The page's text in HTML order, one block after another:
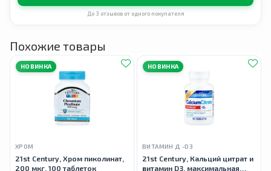
До 3 отзывов от одного покупателя
Похожие товары
НОВИНКА
ХРОМ
21st Century, Хром пиколинат,
200 мкг, 100 таблеток
НОВИНКА
ВИТАМИН Д -D3
21st Century, Кальций цитрат и
витамин D3, максимальная